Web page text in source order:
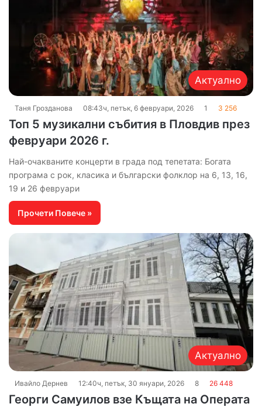
Актуално
Таня Грозданова 08:43ч, петък, 6 февруари, 2026 1 3 256
Топ 5 музикални събития в Пловдив през
февруари 2026 г.
Най-очакваните концерти в града под тепетата: Богата
програма с рок, класика и български фолклор на 6, 13, 16,
19 и 26 февруари
Прочети Повече »
Актуално
Ивайло Дернев 12:40ч, петък, 30 януари, 2026 8 26 448
Георги Самуилов взе Къщата на Операта